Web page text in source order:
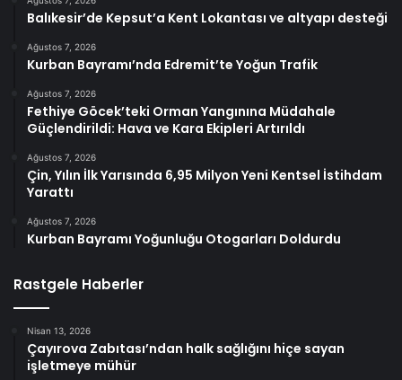
Balıkesir’de Kepsut’a Kent Lokantası ve altyapı desteği
Ağustos 7, 2026
Kurban Bayramı’nda Edremit’te Yoğun Trafik
Ağustos 7, 2026
Fethiye Göcek’teki Orman Yangınına Müdahale
Güçlendirildi: Hava ve Kara Ekipleri Artırıldı
Ağustos 7, 2026
Çin, Yılın İlk Yarısında 6,95 Milyon Yeni Kentsel İstihdam
Yarattı
Ağustos 7, 2026
Kurban Bayramı Yoğunluğu Otogarları Doldurdu
Rastgele Haberler
Nisan 13, 2026
Çayırova Zabıtası’ndan halk sağlığını hiçe sayan
işletmeye mühür